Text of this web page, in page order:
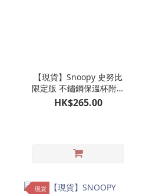
【現貨】Snoopy 史努比
限定版 不鏽鋼保溫杯附杯
蓋
HK$265.00
現貨